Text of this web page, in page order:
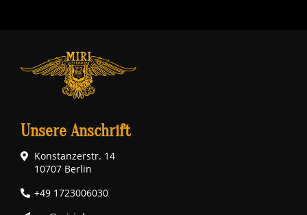
Unsere Anschrift
Konstanzerstr. 14
10707 Berlin
+49 1723006030